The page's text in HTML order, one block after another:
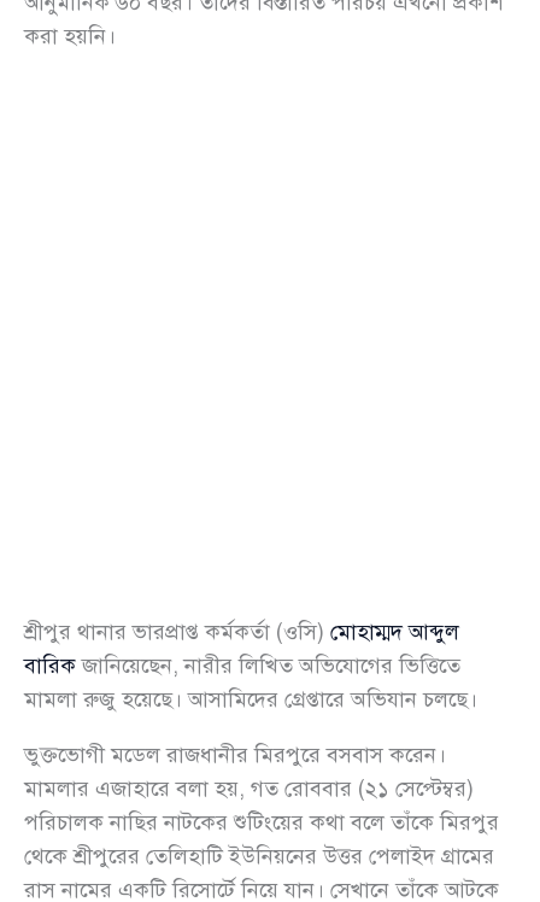
করা হয়নি।
শ্রীপুর থানার ভারপ্রাপ্ত কর্মকর্তা (ওসি) মোহাম্মদ আব্দুল
বারিকজানিয়েছেন, নারীর লিখিত অভিযোগের ভিত্তিতে
মামলা রুজু হয়েছে। আসামিদের গ্রেপ্তারে অভিযান চলছে।
ভুক্তভোগী মডেল রাজধানীর মিরপুরে বসবাস করেন।
মামলার এজাহারে বলা হয়, গত রোববার (২১ সেপ্টেম্বর)
পরিচালক নাছির নাটকের শুটিংয়ের কথা বলে তাঁকে মিরপুর
থেকে শ্রীপুরের তেলিহাটি ইউনিয়নের উত্তর পেলাইদ গ্রামের
রাস নামের একটি রিসোর্টে নিয়ে যান। সেখানে তাঁকে আটকে